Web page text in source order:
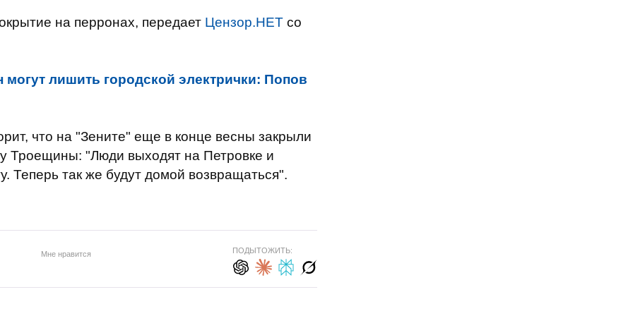
на перронах, передает Цензор.НЕТ со
могут лишить городской электрички: Попов
что на "Зените" еще в конце весны закрыли
Троещины: "Люди выходят на Петровке и
Теперь так же будут домой возвращаться".
Мне нравится ПОДЫТОЖИТЬ: